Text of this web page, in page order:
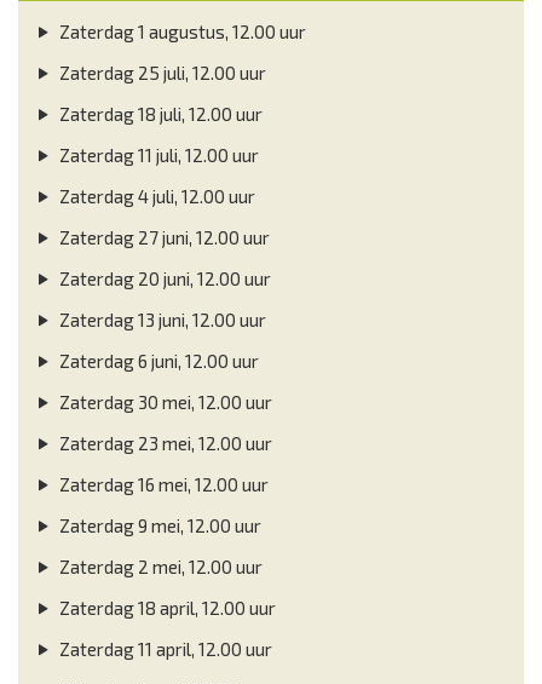
Zaterdag 1 augustus, 12.00 uur
Zaterdag 25 juli, 12.00 uur
Zaterdag 18 juli, 12.00 uur
Zaterdag 11 juli, 12.00 uur
Zaterdag 4 juli, 12.00 uur
Zaterdag 27 juni, 12.00 uur
Zaterdag 20 juni, 12.00 uur
Zaterdag 13 juni, 12.00 uur
Zaterdag 6 juni, 12.00 uur
Zaterdag 30 mei, 12.00 uur
Zaterdag 23 mei, 12.00 uur
Zaterdag 16 mei, 12.00 uur
Zaterdag 9 mei, 12.00 uur
Zaterdag 2 mei, 12.00 uur
Zaterdag 18 april, 12.00 uur
Zaterdag 11 april, 12.00 uur